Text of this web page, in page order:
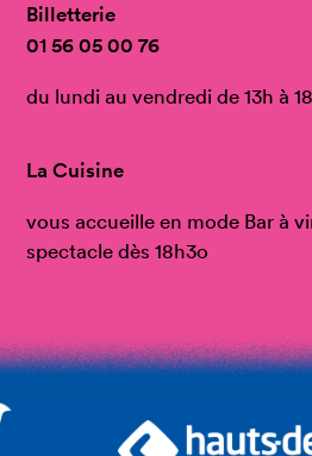
Billetterie
01 56 05 00 76
du lundi au vendredi de 13h à
La Cuisine
vous accueille en mode Bar à
spectacle dès 18h3o